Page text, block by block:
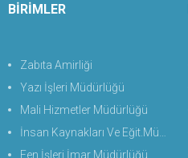
BİRİMLER
Zabıta Amirliği
Yazı İşleri Müdürlüğü
Mali Hizmetler Müdürlüğü
İnsan Kaynakları Ve Eğit.Müdürlüğü
Fen İşleri İmar Müdürlüğü